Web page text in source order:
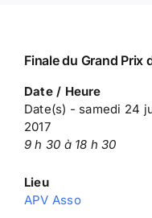
Finale du Grand Prix
Date / Heure
Date(s) - samedi 24
2017
9 h 30 à 18 h 30
Lieu
APV Asso